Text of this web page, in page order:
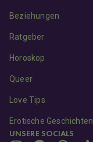
Beziehungen
Ratgeber
Horoskop
Queer
Love Tips
Erotische Geschichten
UNSERE SOCIALS